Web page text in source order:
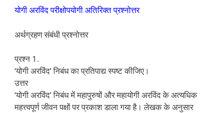
योगी अरविंद परीक्षोपयोगी अतिरिक्त प्रश्नोत्तर
अर्थग्रहण संबंधी प्रश्नोत्तर
प्रश्न 1.
‘योगी अरविंद’ निबंध का प्रतिपाद्य स्पष्ट कीजिए।
उत्तर
‘योगी अरविंद’ निबंध में महापुरुषों और महायोगी अरविंद के अत्यधिक
महत्त्वपूर्ण जीवन पक्षों पर प्रकाश डाला गया है। लेखक के अनुसार